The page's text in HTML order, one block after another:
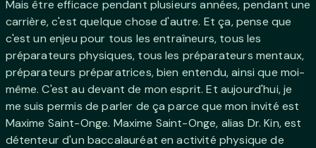
Mais être efficace pendant plusieurs années, pendant une
carrière, c'est quelque chose d'autre. Et ça, pense que
c'est un enjeu pour tous les entraîneurs, tous les
préparateurs physiques, tous les préparateurs mentaux,
préparateurs préparatrices, bien entendu, ainsi que moi-
même. C'est au devant de mon esprit. Et aujourd'hui, je
me suis permis de parler de ça parce que mon invité est
Maxime Saint-Onge. Maxime Saint-Onge, alias Dr. Kin, est
détenteur d'un baccalauréat en activité physique de